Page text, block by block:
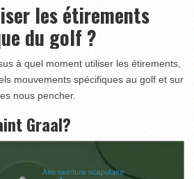
les étirements
du golf ?
à quel moment utiliser les étirements,
mouvements spécifiques au golf et sur
nous pencher.
Graal?